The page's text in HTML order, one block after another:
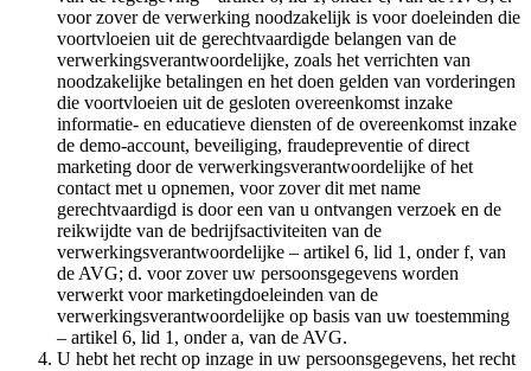
voor zover de verwerking noodzakelijk is voor doeleinden die
voortvloeien uit de gerechtvaardigde belangen van de
verwerkingsverantwoordelijke, zoals het verrichten van
noodzakelijke betalingen en het doen gelden van vorderingen
die voortvloeien uit de gesloten overeenkomst inzake
informatie- en educatieve diensten of de overeenkomst inzake
de demo-account, beveiliging, fraudepreventie of direct
marketing door de verwerkingsverantwoordelijke of het
contact met u opnemen, voor zover dit met name
gerechtvaardigd is door een van u ontvangen verzoek en de
reikwijdte van de bedrijfsactiviteiten van de
verwerkingsverantwoordelijke – artikel 6, lid 1, onder f, van
de AVG; d. voor zover uw persoonsgegevens worden
verwerkt voor marketingdoeleinden van de
verwerkingsverantwoordelijke op basis van uw toestemming
– artikel 6, lid 1, onder a, van de AVG.
U hebt het recht op inzage in uw persoonsgegevens, het recht